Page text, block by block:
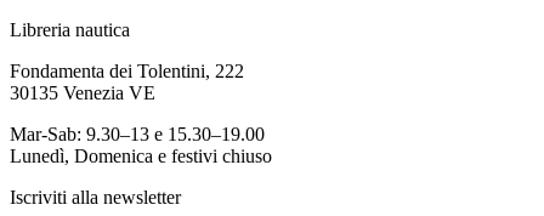
Libreria nautica
Fondamenta dei Tolentini, 222
30135 Venezia VE
Mar-Sab: 9.30–13 e 15.30–19.00
Lunedì, Domenica e festivi chiuso
Iscriviti alla newsletter